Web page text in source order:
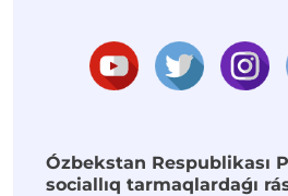
Ózbekstan Respublikası
sociallıq tarmaqlardaǵı